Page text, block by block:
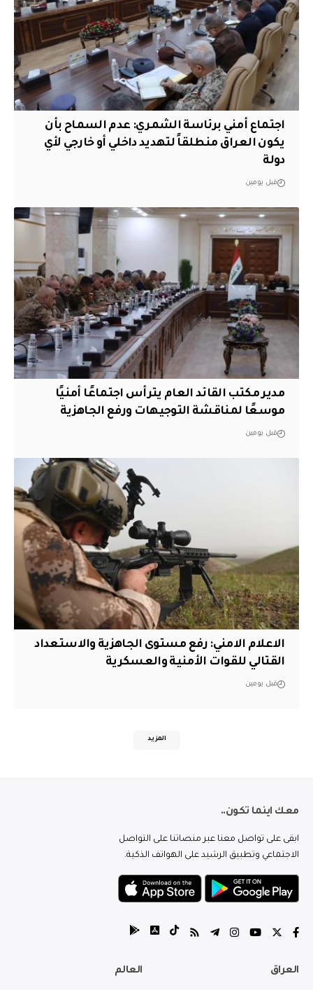
اجتماع أمني برئاسة الشمري: عدم السماح بأن
يكون العراق منطلقاً لتهديد داخلي أو خارجي لأي
دولة
قبل يومين
مدير مكتب القائد العام يترأس اجتماعًا أمنيًا
موسعًا لمناقشة التوجيهات ورفع الجاهزية
قبل يومين
الاعلام الامني: رفع مستوى الجاهزية والاستعداد
القتالي للقوات الأمنية والعسكرية
قبل يومين
المزيد
معك اينما تكون..
ابقى على تواصل معنا عبر منصاتنا على التواصل
الاجتماعي وتطبيق الرشيد على الهواتف الذكية.
العراق العالم